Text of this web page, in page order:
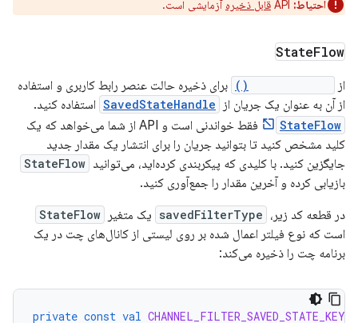
احتیاط: API قابل ذخیره آزمایشی است.
StateFlow
از
برای ذخیره حالت عنصر رابط کاربری و استفاده
از آن به عنوان یک جریان از
SavedStateHandle استفاده کنید.
StateFlow
فقط خواندنی است و API از شما می‌خواهد که یک
کلید مشخص کنید تا بتوانید جریان را برای انتشار یک مقدار جدید
جایگزین کنید. با کلیدی که پیکربندی کرده‌اید، می‌توانید StateFlow
بازیابی کرده و آخرین مقدار را جمع‌آوری کنید.
در قطعه کد زیر، savedFilterType یک متغیر StateFlow
است که نوع فیلتر اعمال شده بر روی لیستی از کانال‌های چت در یک
برنامه چت را ذخیره می‌کند:
private const val CHANNEL_FILTER_SAVED_STATE_KEY